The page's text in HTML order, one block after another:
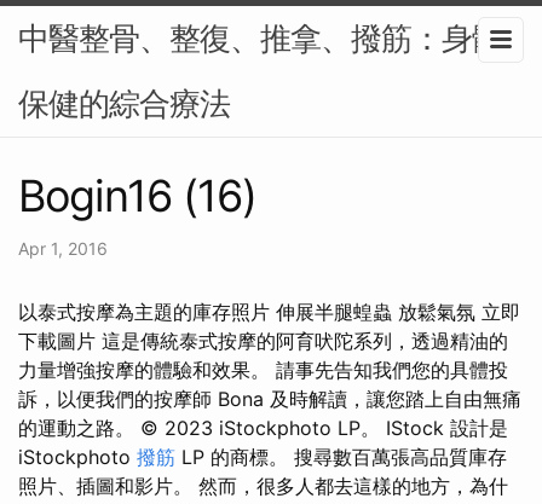
中醫整骨、整復、推拿、撥筋：身體
保健的綜合療法
Bogin16 (16)
Apr 1, 2016
以泰式按摩為主題的庫存照片 伸展半腿蝗蟲 放鬆氣氛 立即
下載圖片 這是傳統泰式按摩的阿育吠陀系列，透過精油的
力量增強按摩的體驗和效果。 請事先告知我們您的具體投
訴，以便我們的按摩師 Bona 及時解讀，讓您踏上自由無痛
的運動之路。 © 2023 iStockphoto LP。 IStock 設計是
iStockphoto 撥筋 LP 的商標。 搜尋數百萬張高品質庫存
照片、插圖和影片。 然而，很多人都去這樣的地方，為什